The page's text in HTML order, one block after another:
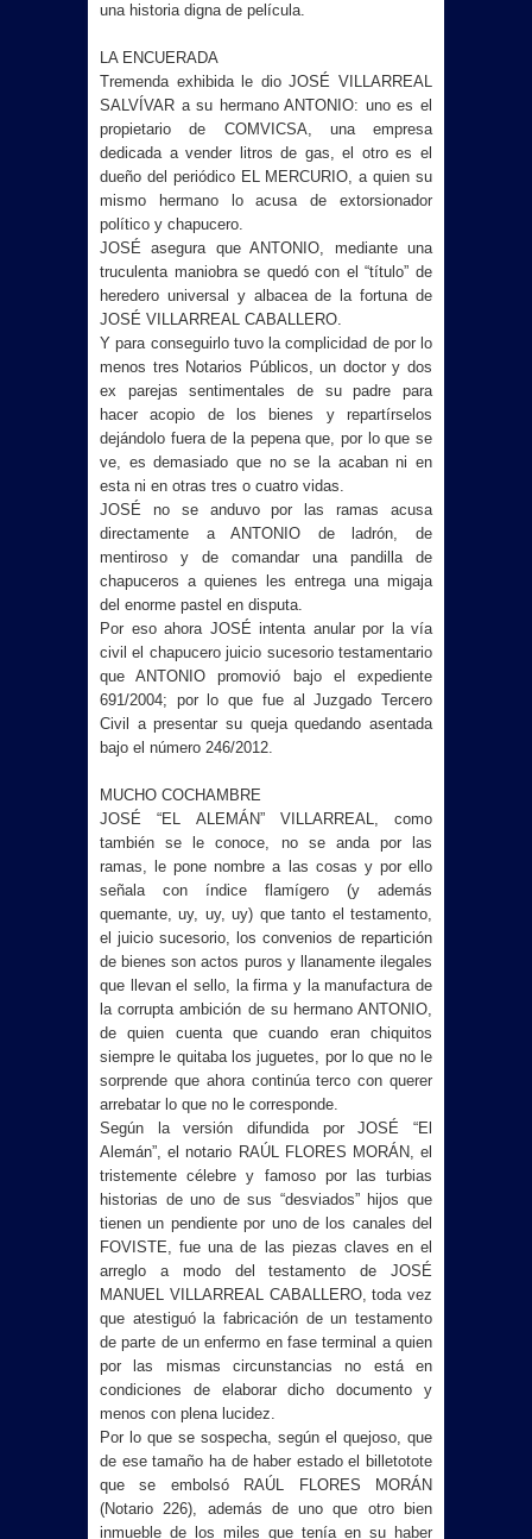
una historia digna de película.
LA ENCUERADA
Tremenda exhibida le dio JOSÉ VILLARREAL
SALVÍVAR a su hermano ANTONIO: uno es el
propietario de COMVICSA, una empresa
dedicada a vender litros de gas, el otro es el
dueño del periódico EL MERCURIO, a quien su
mismo hermano lo acusa de extorsionador
político y chapucero.
JOSÉ asegura que ANTONIO, mediante una
truculenta maniobra se quedó con el “título” de
heredero universal y albacea de la fortuna de
JOSÉ VILLARREAL CABALLERO.
Y para conseguirlo tuvo la complicidad de por lo
menos tres Notarios Públicos, un doctor y dos
ex parejas sentimentales de su padre para
hacer acopio de los bienes y repartírselos
dejándolo fuera de la pepena que, por lo que se
ve, es demasiado que no se la acaban ni en
esta ni en otras tres o cuatro vidas.
JOSÉ no se anduvo por las ramas acusa
directamente a ANTONIO de ladrón, de
mentiroso y de comandar una pandilla de
chapuceros a quienes les entrega una migaja
del enorme pastel en disputa.
Por eso ahora JOSÉ intenta anular por la vía
civil el chapucero juicio sucesorio testamentario
que ANTONIO promovió bajo el expediente
691/2004; por lo que fue al Juzgado Tercero
Civil a presentar su queja quedando asentada
bajo el número 246/2012.
MUCHO COCHAMBRE
JOSÉ “EL ALEMÁN” VILLARREAL, como
también se le conoce, no se anda por las
ramas, le pone nombre a las cosas y por ello
señala con índice flamígero (y además
quemante, uy, uy, uy) que tanto el testamento,
el juicio sucesorio, los convenios de repartición
de bienes son actos puros y llanamente ilegales
que llevan el sello, la firma y la manufactura de
la corrupta ambición de su hermano ANTONIO,
de quien cuenta que cuando eran chiquitos
siempre le quitaba los juguetes, por lo que no le
sorprende que ahora continúa terco con querer
arrebatar lo que no le corresponde.
Según la versión difundida por JOSÉ “El
Alemán”, el notario RAÚL FLORES MORÁN, el
tristemente célebre y famoso por las turbias
historias de uno de sus “desviados” hijos que
tienen un pendiente por uno de los canales del
FOVISTE, fue una de las piezas claves en el
arreglo a modo del testamento de JOSÉ
MANUEL VILLARREAL CABALLERO, toda vez
que atestiguó la fabricación de un testamento
de parte de un enfermo en fase terminal a quien
por las mismas circunstancias no está en
condiciones de elaborar dicho documento y
menos con plena lucidez.
Por lo que se sospecha, según el quejoso, que
de ese tamaño ha de haber estado el billetotote
que se embolsó RAÚL FLORES MORÁN
(Notario 226), además de uno que otro bien
inmueble de los miles que tenía en su haber